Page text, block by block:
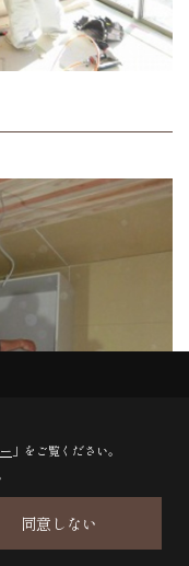
」をご覧ください。
同意しない